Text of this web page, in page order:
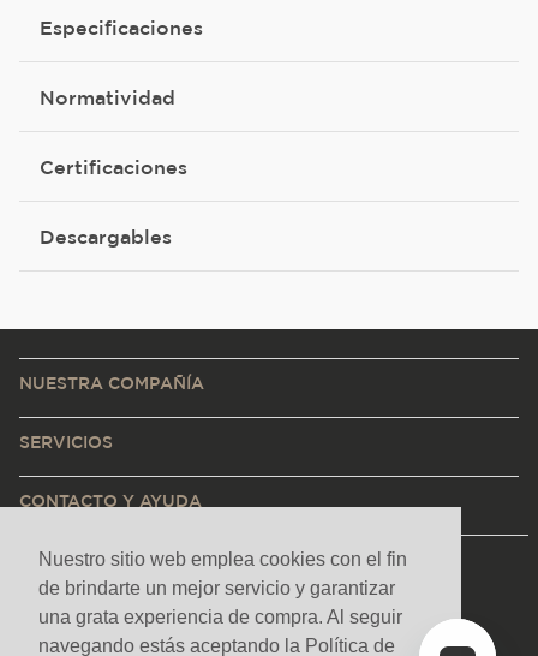
Nuestro sitio web emplea cookies con el fin
de brindarte un mejor servicio y garantizar
una grata experiencia de compra. Al seguir
navegando estás aceptando la Política de
Especificaciones
Normatividad
Certificaciones
Descargables
NUESTRA COMPAÑÍA
SERVICIOS
CONTACTO Y AYUDA